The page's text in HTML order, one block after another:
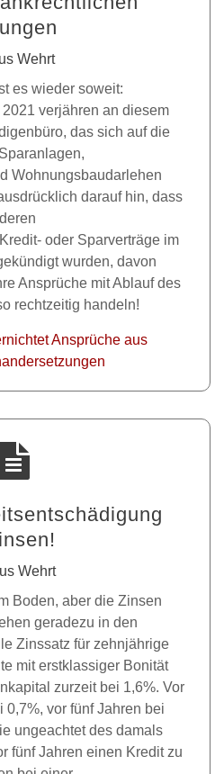
Wehrt
es wieder soweit:
verjähren an diesem
das sich auf die
Wohnungsbaudarlehen
darauf hin, dass
oder Sparverträge im
wurden, davon
Ansprüche mit Ablauf des
rechtzeitig handeln!
Ansprüche aus
Wehrt
Boden, aber die Zinsen
geradezu in den
Zinssatz für zehnjährige
mit erstklassiger Bonität
zurzeit bei 1,6%. Vor
0,7%, vor fünf Jahren bei
ungeachtet des damals
fünf Jahren einen Kredit zu